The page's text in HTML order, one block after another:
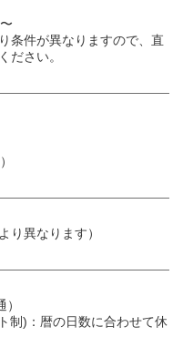
条件が異なりますので、直
ださい。
り異なります）
制)：暦の日数に合わせて休